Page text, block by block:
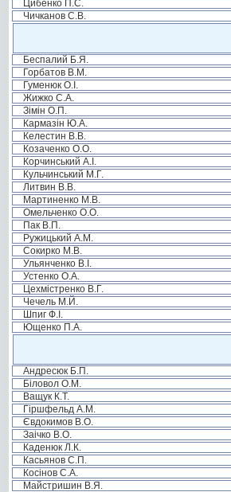
Цибенко П.С.
Чичканов С.В.
Беспалий Б.Я.
Горбатов В.М.
Гуменюк О.І.
Жижко С.А.
Зімін О.П.
Кармазін Ю.А.
Келестин В.В.
Козаченко О.О.
Корчинський А.І.
Кульчинський М.Г.
Литвин В.В.
Мартиненко М.В.
Омельченко О.О.
Пак В.П.
Ружицький А.М.
Сокирко М.В.
Ульянченко В.І.
Устенко О.А.
Цехмістренко В.Г.
Чечель М.Й.
Шпиг Ф.І.
Ющенко П.А.
Андресюк Б.П.
Біловол О.М.
Ващук К.Т.
Гіршфельд А.М.
Євдокимов В.О.
Заічко В.О.
Каденюк Л.К.
Касьянов С.П.
Косінов С.А.
Майстришин В.Я.